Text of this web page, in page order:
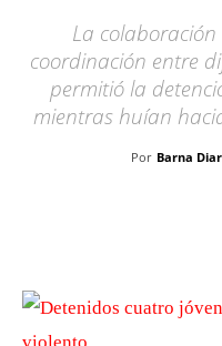
La
coordinación entre
permitió la
mientras huían
Por Barna